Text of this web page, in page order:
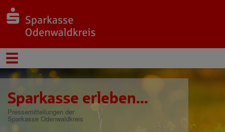
Sparkasse erleben...
Pressemitteilungen der
Sparkasse Odenwaldkreis